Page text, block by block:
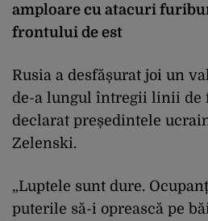
amploare cu atacuri
frontului de est
Rusia a desfășurat joi un
de-a lungul întregii linii de
declarat președintele
Zelenski.
„Luptele sunt dure.
puterile să-i oprească pe